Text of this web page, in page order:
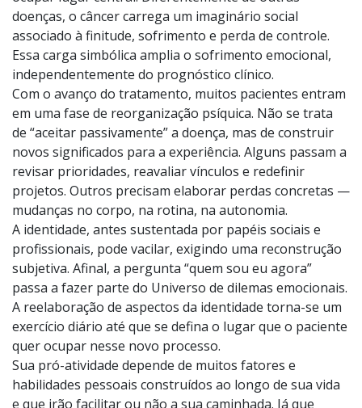
recorrente — “por que comigo?”. A incerteza passa a
ocupar lugar central. Diferentemente de outras
doenças, o câncer carrega um imaginário social
associado à finitude, sofrimento e perda de controle.
Essa carga simbólica amplia o sofrimento emocional,
independentemente do prognóstico clínico.
Com o avanço do tratamento, muitos pacientes entram
em uma fase de reorganização psíquica. Não se trata
de “aceitar passivamente” a doença, mas de construir
novos significados para a experiência. Alguns passam a
revisar prioridades, reavaliar vínculos e redefinir
projetos. Outros precisam elaborar perdas concretas —
mudanças no corpo, na rotina, na autonomia.
A identidade, antes sustentada por papéis sociais e
profissionais, pode vacilar, exigindo uma reconstrução
subjetiva. Afinal, a pergunta “quem sou eu agora”
passa a fazer parte do Universo de dilemas emocionais.
A reelaboração de aspectos da identidade torna-se um
exercício diário até que se defina o lugar que o paciente
quer ocupar nesse novo processo.
Sua pró-atividade depende de muitos fatores e